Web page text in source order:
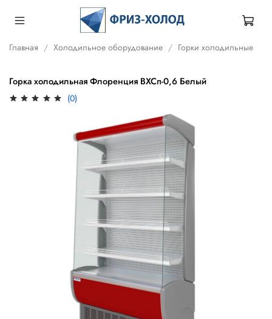
Главная Холодильное оборудование Горки холодильные
Горка холодильная Флоренция ВХСп-0,6 Белый
(0)